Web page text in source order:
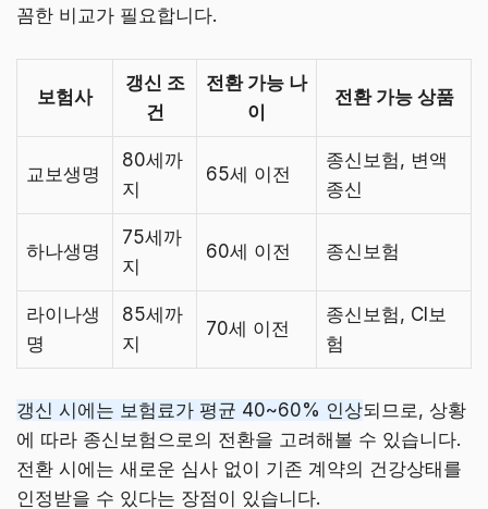
꼼한 비교가 필요합니다.
보험사
갱신 조
건
전환 가능 나
이
전환 가능 상품
교보생명
80세까
지
65세 이전
종신보험, 변액
종신
하나생명
75세까
지
60세 이전 종신보험
라이나생
명
85세까
지
70세 이전
종신보험, CI보
험
갱신 시에는 보험료가 평균 40~60% 인상되므로, 상황
에 따라 종신보험으로의 전환을 고려해볼 수 있습니다.
전환 시에는 새로운 심사 없이 기존 계약의 건강상태를
인정받을 수 있다는 장점이 있습니다.